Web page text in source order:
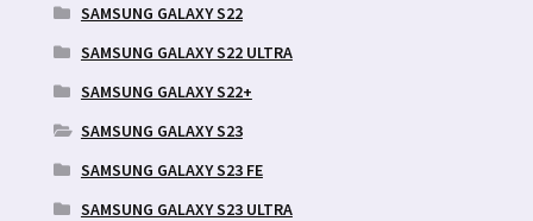
SAMSUNG GALAXY S22
SAMSUNG GALAXY S22 ULTRA
SAMSUNG GALAXY S22+
SAMSUNG GALAXY S23
SAMSUNG GALAXY S23 FE
SAMSUNG GALAXY S23 ULTRA